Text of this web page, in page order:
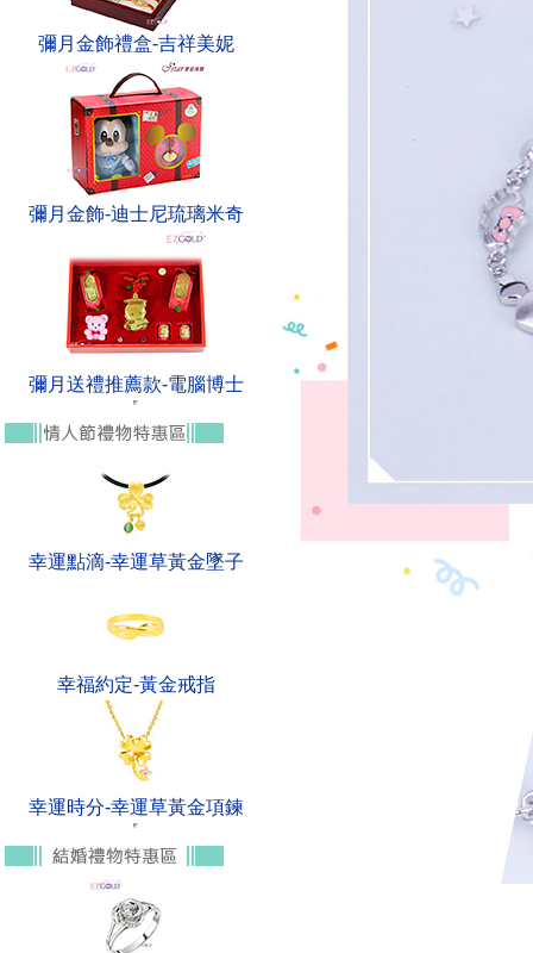
彌月金飾禮盒-吉祥美妮
彌月金飾-迪士尼琉璃米奇
彌月送禮推薦款-電腦博士
幸運點滴-幸運草黃金墜子
幸福約定-黃金戒指
幸運時分-幸運草黃金項鍊